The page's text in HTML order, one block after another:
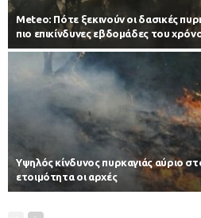
Meteo: Πότε ξεκινούν οι δασικές
πιο επικίνδυνες εβδομάδες του
Υψηλός κίνδυνος πυρκαγιάς αύριο
ετοιμότητα οι αρχές